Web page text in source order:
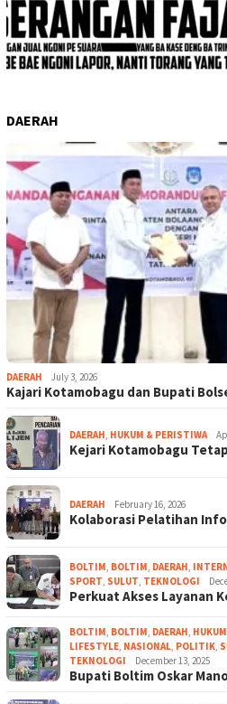
DAERAH
DAERAH July 3, 2026
Kajari Kotamobagu dan Bupati
DAERAH, HUKUM & PERISTIWA
Kejari Kotamobagu
DAERAH February 16, 2026
Kolaborasi Pelatihan
BOLTIM, BOLTIM, DAERAH,
SPORT, SULUT, TEKNOLOGI
Perkuat Akses Layanan
BOLTIM, BOLTIM, DAERAH,
LIFESTYLE, NASIONAL, POLITIK,
TEKNOLOGI
December 13, 2025
Bupati Boltim Oskar